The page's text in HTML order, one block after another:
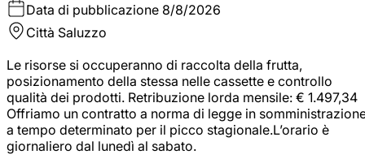
Data di pubblicazione 8/8/2026
Città Saluzzo
Le risorse si occuperanno di raccolta della frutta,
posizionamento della stessa nelle cassette e controllo
qualità dei prodotti. Retribuzione lorda mensile: € 1.497,34
Offriamo un contratto a norma di legge in
a tempo determinato per il picco stagionale.L’orario è
giornaliero dal lunedì al sabato.